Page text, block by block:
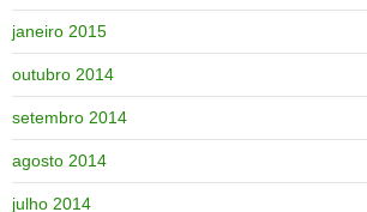
janeiro 2015
outubro 2014
setembro 2014
agosto 2014
julho 2014